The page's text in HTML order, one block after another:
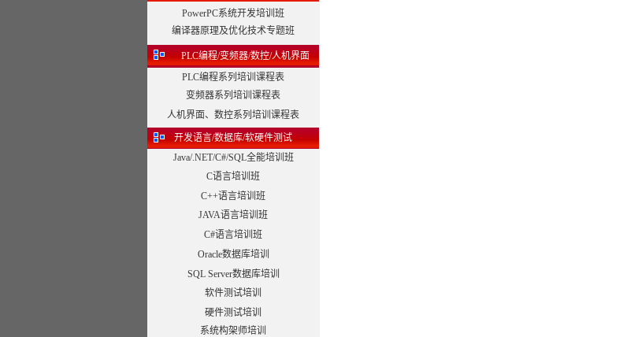
PowerPC系统开发培训班
编译器原理及优化技术专题班
PLC编程/变频器/数控/人机界面
PLC编程系列培训课程表
变频器系列培训课程表
人机界面、数控系列培训课程表
开发语言/数据库/软硬件测试
Java/.NET/C#/SQL全能培训班
C语言培训班
C++语言培训班
JAVA语言培训班
C#语言培训班
Oracle数据库培训
SQL Server数据库培训
软件测试培训
硬件测试培训
系统构架师培训